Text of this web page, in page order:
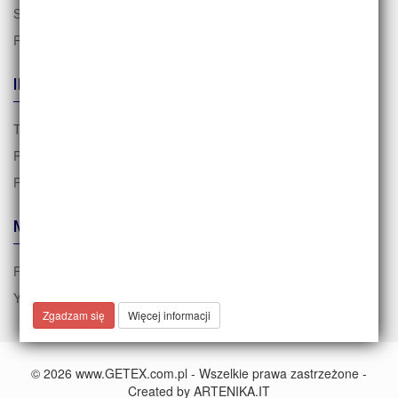
Sposoby płatności
Reklamacje i zwroty
INFORMACJE
Tabela rozmiarów
Polityka prywatności i RODO
Polityka cookies
MEDIA
FACEBOOK
YOUTUBE
© 2026 www.GETEX.com.pl - Wszelkie prawa zastrzeżone -
Created by ARTENIKA.IT
Zgadzam się Więcej informacji